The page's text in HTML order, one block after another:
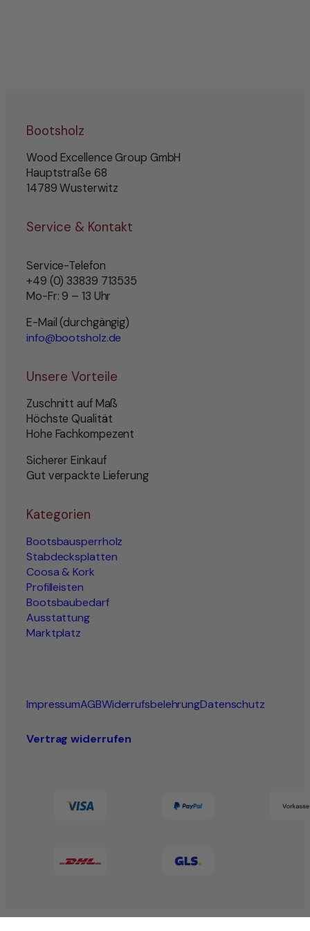
Bootsholz
Wood Excellence Group GmbH
Hauptstraße 68
14789 Wusterwitz
Service & Kontakt
Service-Telefon
+49 (0) 33839 713535
Mo-Fr: 9 – 13 Uhr
E-Mail (durchgängig)
info@bootsholz.de
Unsere Vorteile
Zuschnitt auf Maß
Höchste Qualität
Hohe Fachkompezent
Sicherer Einkauf
Gut verpackte Lieferung
Kategorien
Bootsbausperrholz
Stabdecksplatten
Coosa & Kork
Profilleisten
Bootsbaubedarf
Ausstattung
Marktplatz
ImpressumAGBWiderrufsbelehrungDatenschutz
Vertrag widerrufen